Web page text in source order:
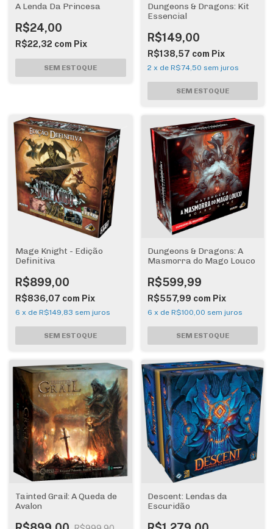
A Lenda Da Princesa
R$24,00
R$22,32 com Pix
Dungeons & Dragons: Kit
Essencial
R$149,00
R$138,57 com Pix
2 x de R$74,50 sem juros
Mage Knight - Edição
Definitiva
R$899,00
R$836,07 com Pix
6 x de R$149,83 sem juros
Dungeons & Dragons: A
Masmorra do Mago Louco
R$599,99
R$557,99 com Pix
6 x de R$100,00 sem juros
Tainted Grail: A Queda de
Avalon
Descent: Lendas da
Escuridão